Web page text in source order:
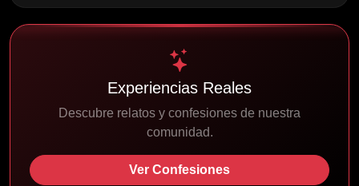
Experiencias Reales
Descubre relatos y confesiones de nuestra
comunidad.
Ver Confesiones